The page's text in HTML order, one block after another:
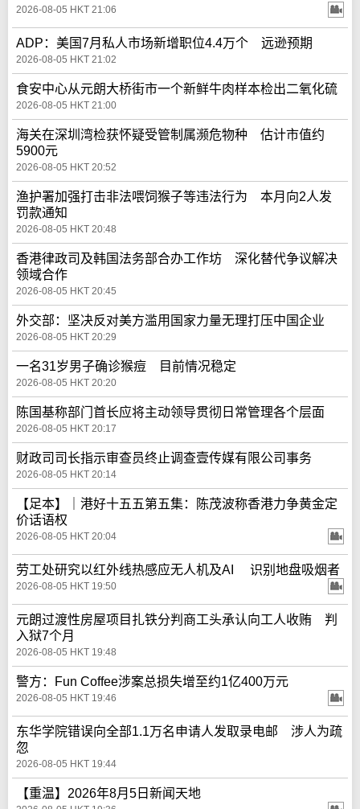
2026-08-05 HKT 21:06
ADP：美国7月私人市场新增职位4.4万个 远逊预期
2026-08-05 HKT 21:02
食安中心从元朗大桥街市一个新鲜牛肉样本检出二氧化硫
2026-08-05 HKT 21:00
海关在深圳湾检获怀疑受管制属濒危物种 估计市值约
5900元
2026-08-05 HKT 20:52
渔护署加强打击非法喂饲猴子等违法行为 本月向2人发
罚款通知
2026-08-05 HKT 20:48
香港律政司及韩国法务部合办工作坊 深化替代争议解决
领域合作
2026-08-05 HKT 20:45
外交部：坚决反对美方滥用国家力量无理打压中国企业
2026-08-05 HKT 20:29
一名31岁男子确诊猴痘 目前情况稳定
2026-08-05 HKT 20:20
陈国基称部门首长应将主动领导贯彻日常管理各个层面
2026-08-05 HKT 20:17
财政司司长指示审查员终止调查壹传媒有限公司事务
2026-08-05 HKT 20:14
【足本】｜港好十五五第五集：陈茂波称香港力争黄金定
价话语权
2026-08-05 HKT 20:04
劳工处研究以红外线热感应无人机及AI 识别地盘吸烟者
2026-08-05 HKT 19:50
元朗过渡性房屋项目扎铁分判商工头承认向工人收贿 判
入狱7个月
2026-08-05 HKT 19:48
警方：Fun Coffee涉案总损失增至约1亿400万元
2026-08-05 HKT 19:46
东华学院错误向全部1.1万名申请人发取录电邮 涉人为疏
忽
2026-08-05 HKT 19:44
【重温】2026年8月5日新闻天地